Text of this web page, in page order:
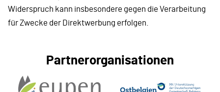
Widerspruch kann insbesondere gegen die Verarbeitung
für Zwecke der Direktwerbung erfolgen.
Partnerorganisationen